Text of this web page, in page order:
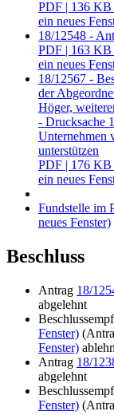
PDF | 136
ein neues
18/12548 -
PDF | 163
ein neues
18/12567 -
der
Höger,
- Drucksache
Unternehmen
unterstützen
PDF | 176
ein neues
Fundstelle im
neues Fenster)
Beschluss
Antrag 18/
abgelehnt
Fenster)
Fenster)
Antrag 18/
abgelehnt
Fenster)